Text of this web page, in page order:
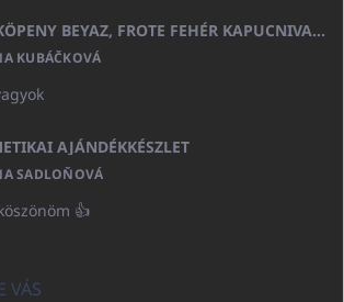
GYERMEK FÜRDŐKÖPENY BEYAZ, FROTE FEHÉR KAPUCNIVAL (400GR)
KUBÁČKOVÁ
AJÁNDÉKKÉSZLET
SADLOŇOVÁ
👍
VÁS